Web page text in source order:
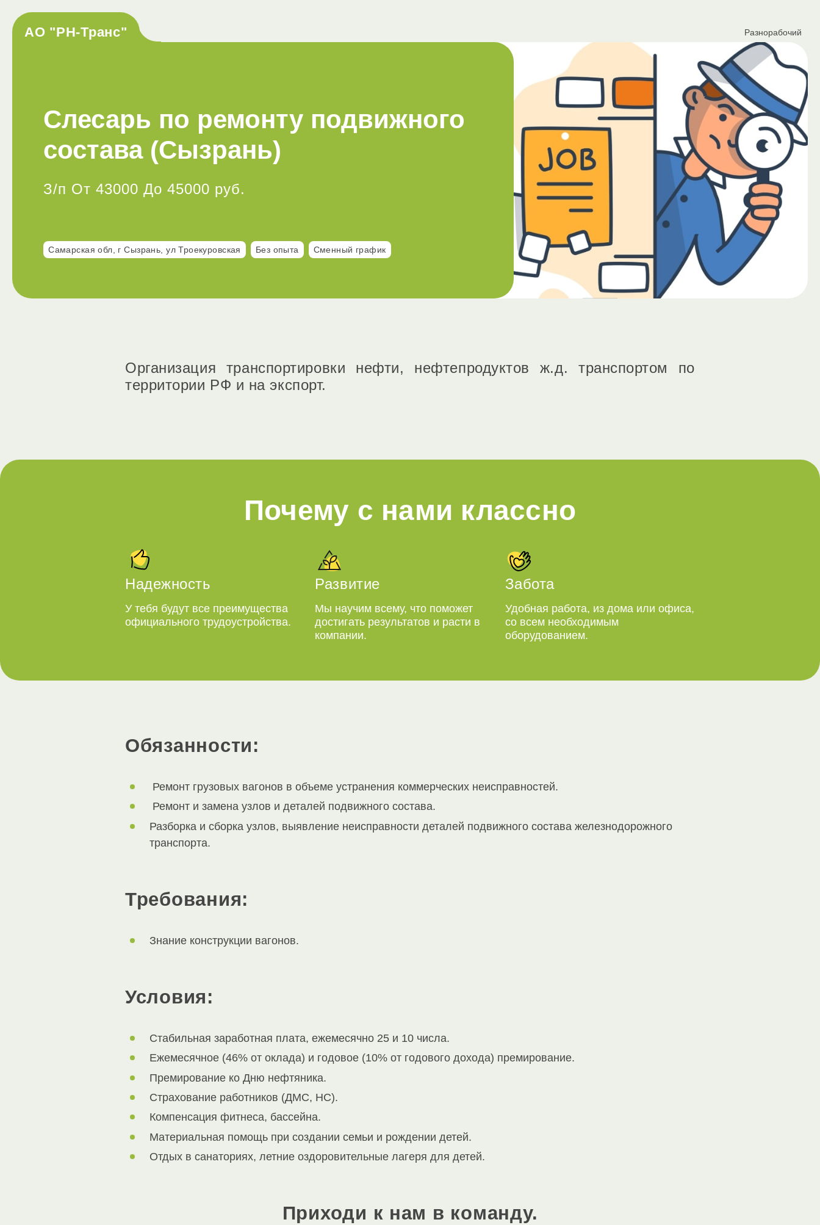
АО "РН-Транс" Разнорабочий
Слесарь по ремонту подвижного
состава (Сызрань)
З/п От 43000 До 45000 руб.
Самарская обл, г Сызрань, ул Троекуровская Без опыта Сменный график
Организация транспортировки нефти, нефтепродуктов ж.д. транспортом по
территории РФ и на экспорт.
Почему с нами классно
Надежность
У тебя будут все преимущества
официального трудоустройства.
Развитие
Мы научим всему, что поможет
достигать результатов и расти в
компании.
Забота
Удобная работа, из дома или офиса,
со всем необходимым
оборудованием.
Обязанности:
Ремонт грузовых вагонов в объеме устранения коммерческих неисправностей.
Ремонт и замена узлов и деталей подвижного состава.
Разборка и сборка узлов, выявление неисправности деталей подвижного состава железнодорожного
транспорта.
Требования:
Знание конструкции вагонов.
Условия:
Стабильная заработная плата, ежемесячно 25 и 10 числа.
Ежемесячное (46% от оклада) и годовое (10% от годового дохода) премирование.
Премирование ко Дню нефтяника.
Страхование работников (ДМС, НС).
Компенсация фитнеса, бассейна.
Материальная помощь при создании семьи и рождении детей.
Отдых в санаториях, летние оздоровительные лагеря для детей.
Приходи к нам в команду.